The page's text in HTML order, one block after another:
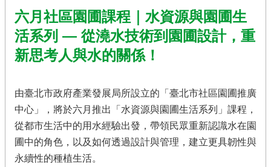
休
閒
農
業
有
機
農
業
社
群
六月社區園圃課程｜水資源與園圃生
活系列 — 從澆水技術到園圃設計，重
新思考人與水的關係！
由臺北市政府產業發展局所設立的「臺北市社區園圃推廣
中心」，將於六月推出「水資源與園圃生活系列」課程，
從都市生活中的用水經驗出發，帶領民眾重新認識水在園
圃中的角色，以及如何透過設計與管理，建立更具韌性與
永續性的種植生活。